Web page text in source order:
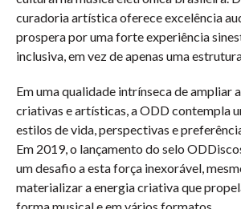
curadoria artística oferece excelência
prospera por uma forte experiência
inclusiva, em vez de apenas uma
Em uma qualidade intrínseca de ampliar
criativas e artísticas, a ODD contempla
estilos de vida, perspectivas e
Em 2019, o lançamento do selo
um desafio a esta força inexorável,
materializar a energia criativa que